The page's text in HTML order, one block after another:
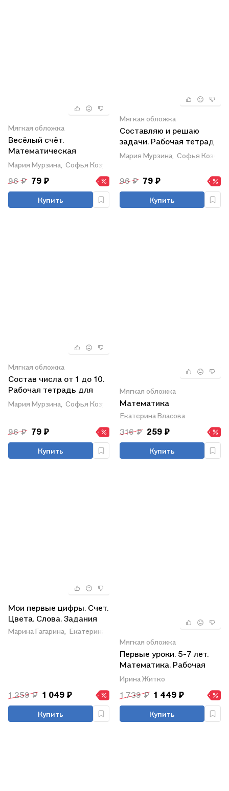
Мягкая обложка
Весёлый счёт.
Математическая
раскраска. Для детей 6-
7 лет. ФГОС ДО и ФОП
ДО
Мария Мурзина, Софья Козуб
96 ₽ 79 ₽
Купить
Мягкая обложка
Составляю и решаю
задачи. Рабочая тетрадь
для детей 6-7 лет. ФГОС
ДО и ФОП ДО
Мария Мурзина, Софья Козуб
96 ₽ 79 ₽
Купить
Мягкая обложка
Состав числа от 1 до 10.
Рабочая тетрадь для
детей 6-7 лет. ФГОС ДО
и ФОП ДО
Мария Мурзина, Софья Козуб
96 ₽ 79 ₽
Купить
Мягкая обложка
Математика
Екатерина Власова
316 ₽ 259 ₽
Купить
Мои первые цифры. Счет.
Цвета. Слова. Задания
Марина Гагарина, Екатерина Писарева
1 259 ₽ 1 049 ₽
Купить
Мягкая обложка
Первые уроки. 5-7 лет.
Математика. Рабочая
тетрадь
Ирина Житко
1 739 ₽ 1 449 ₽
Купить